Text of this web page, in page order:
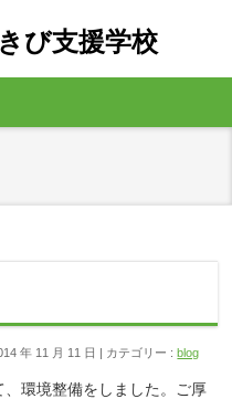
び支援学校
年 11 月 11 日 カテゴリー :blog
環境整備をしました。ご厚